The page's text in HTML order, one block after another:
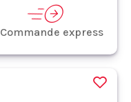
Commande express